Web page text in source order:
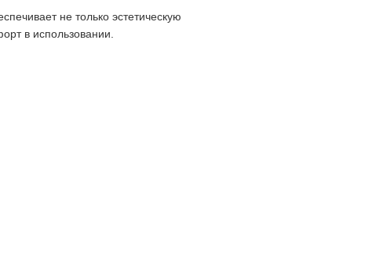
не только эстетическую
в использовании.